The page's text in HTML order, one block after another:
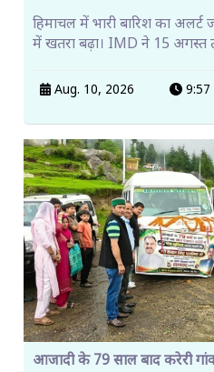
हिमाचल में भारी बारिश का अलर्ट
में खतरा बढ़ा। IMD ने 15 अगस्त
Aug. 10, 2026 9:57
आजादी के 79 साल बाद करेरी गांव